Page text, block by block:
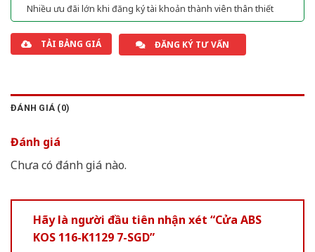
Nhiều ưu đãi lớn khi đăng ký tài khoản thành viên thân thiết
TẢI BẢNG GIÁ ĐĂNG KÝ TƯ VẤN
ĐÁNH GIÁ (0)
Đánh giá
Chưa có đánh giá nào.
Hãy là người đầu tiên nhận xét “Cửa ABS
KOS 116-K1129 7-SGD”